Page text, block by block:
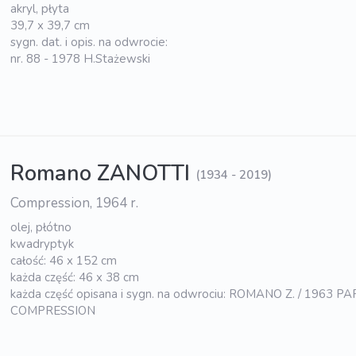
akryl, płyta
39,7 x 39,7 cm
sygn. dat. i opis. na odwrocie:
nr. 88 - 1978 H.Stażewski
Romano ZANOTTI (1934 - 2019)
Compression, 1964 r.
olej, płótno
kwadryptyk
całość: 46 x 152 cm
każda część: 46 x 38 cm
każda część opisana i sygn. na odwrociu: ROMANO Z. / 1963
COMPRESSION